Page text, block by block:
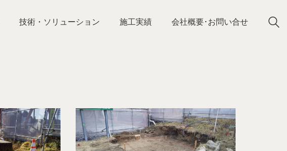
技術・ソリューション 施工実績 会社概要･お問い合せ